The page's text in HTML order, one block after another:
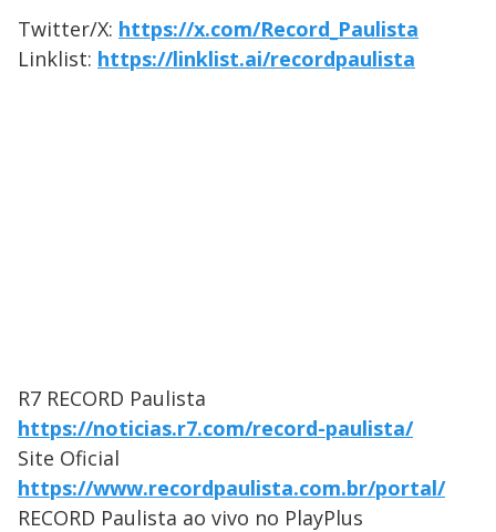
Twitter/X: https://x.com/Record_Paulista
Linklist: https://linklist.ai/recordpaulista
R7 RECORD Paulista
https://noticias.r7.com/record-paulista/
Site Oficial
https://www.recordpaulista.com.br/portal/
RECORD Paulista ao vivo no PlayPlus